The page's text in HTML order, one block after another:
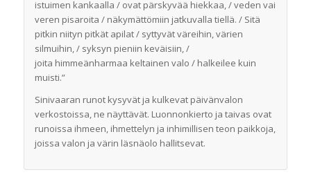
istuimen kankaalla / ovat pärskyvää hiekkaa, / veden vai
veren pisaroita / näkymättömiin jatkuvalla tiellä. / Sitä
pitkin niityn pitkät apilat / syttyvät väreihin, värien
silmuihin, / syksyn pieniin keväisiin, /
joita himmeänharmaa keltainen valo / halkeilee kuin
muisti.”
Sinivaaran runot kysyvät ja kulkevat päivänvalon
verkostoissa, ne näyttävät. Luonnonkierto ja taivas ovat
runoissa ihmeen, ihmettelyn ja inhimillisen teon paikkoja,
joissa valon ja värin läsnäolo hallitsevat.